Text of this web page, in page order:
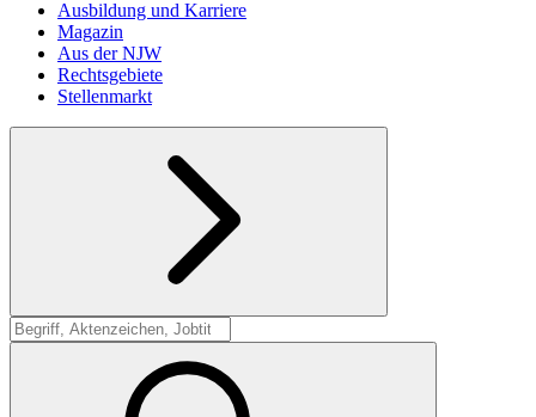
Ausbildung und Karriere
Magazin
Aus der NJW
Rechtsgebiete
Stellenmarkt
Suche